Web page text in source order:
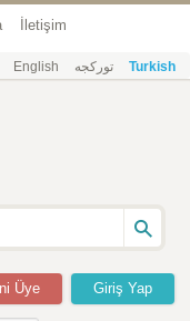
İletişim
English تورکجه Turkish
Giriş Yap
Üye